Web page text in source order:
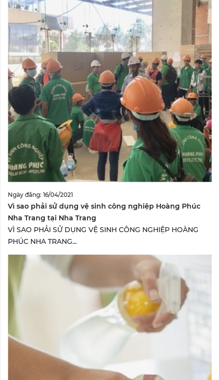
Ngày đăng: 16/04/2021
Vì sao phải sử dụng vệ sinh công nghiệp Hoàng Phúc
Nha Trang tại Nha Trang
VÌ SAO PHẢI SỬ DỤNG VỆ SINH CÔNG NGHIỆP HOÀNG
PHÚC NHA TRANG...